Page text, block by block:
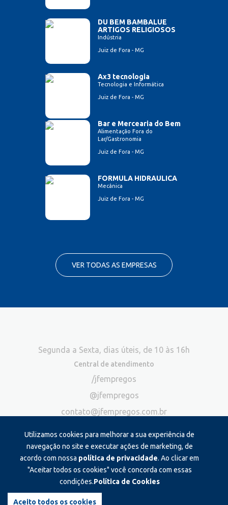
DU BEM BAMBALUE
ARTIGOS RELIGIOSOS
Indústria
Juiz de Fora - MG
Ax3 tecnologia
Tecnologia e Informática
Juiz de Fora - MG
Bar e Mercearia do Bem
Alimentação Fora do
Lar/Gastronomia
Juiz de Fora - MG
FORMULA HIDRAULICA
Mecânica
Juiz de Fora - MG
VER TODAS AS EMPRESAS
Utilizamos cookies para melhorar a sua experiência de
navegação no site e executar ações de marketing, de
acordo com nossa política de privacidade. Ao clicar em
"Aceitar todos os cookies" você concorda com essas
condições.Política de Cookies
Aceito todos os cookies
Segunda a Sexta, dias úteis, de 10 às 16h
Central de atendimento
/jfempregos
@jfempregos
contato@jfempregos.com.br
Publicidade
*Exclusivo para atendimento via chat. Não atendemos ligações neste
canal
Produzido e administrado por: